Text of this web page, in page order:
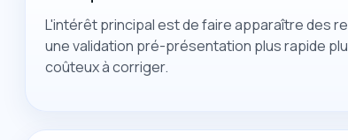
L'intérêt principal est de faire apparaître des
une validation pré-présentation plus rapide
coûteux à corriger.